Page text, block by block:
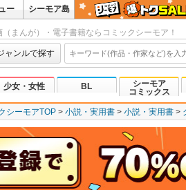
ー シーモア島
（まんが）・電子書籍ならコミックシーモア！
ャンルで探す
少女・女性 BL
シーモア
コミックス
シーモアTOP 小説・実用書 小説・実用書